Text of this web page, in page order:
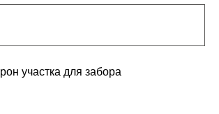
участка для забора